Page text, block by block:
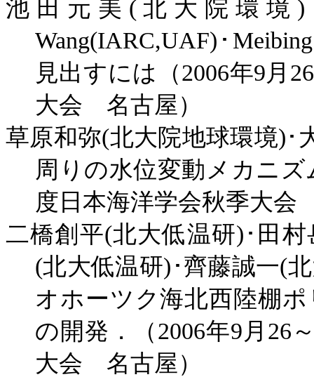
池田元美 (北大院環境 )
Wang(IARC,UAF) ･
見出すには（2006年9月 26
大会 名古屋）
草原和弥(北大院地球環境)･
周りの水位変動メカニズ
度日本海洋学会秋季大
二橋創平(北大低温研) ･田
(北大低温研) ･齊藤誠一(
オホーツク海北西陸棚
の開発．（2006年9 月 26
大会 名古屋）